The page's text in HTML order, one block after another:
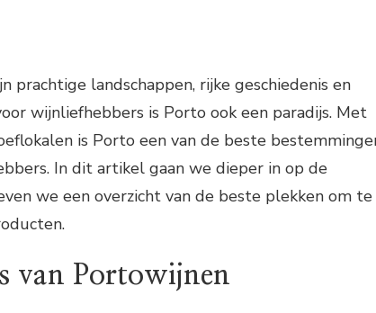
prachtige landschappen, rijke geschiedenis en
wijnliefhebbers is Porto ook een paradijs. Met
is Porto een van de beste
In dit artikel gaan we dieper in op de
we een overzicht van de beste plekken om te
van Portowijnen